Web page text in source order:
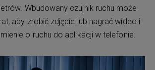
Wbudowany czujnik ruchu może
aby zrobić zdjęcie lub nagrać wideo i
o ruchu do aplikacji w telefonie.